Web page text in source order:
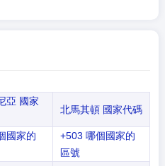
亞 國家
北馬其頓 國家代碼
國家的
+503 哪個國家的
區號